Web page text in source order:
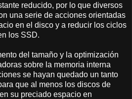
reducido, por lo que diversos
una serie de acciones orientadas
en el disco y a reducir los ciclos
los SSD.
del tamaño y la optimización
sobre la memoria interna
se hayan quedado un tanto
que al menos los discos de
su preciado espacio en